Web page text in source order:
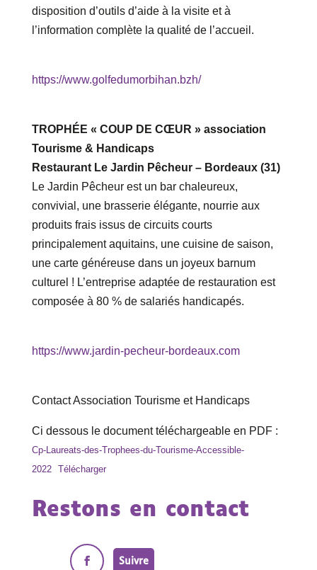
disposition d’outils d’aide à la visite et à
l’information complète la qualité de l’accueil.
https://www.golfedumorbihan.bzh/
TROPHÉE « COUP DE CŒUR » association
Tourisme & Handicaps
Restaurant Le Jardin Pêcheur – Bordeaux (31)
Le Jardin Pêcheur est un bar chaleureux,
convivial, une brasserie élégante, nourrie aux
produits frais issus de circuits courts
principalement aquitains, une cuisine de saison,
une carte généreuse dans un joyeux barnum
culturel ! L’entreprise adaptée de restauration est
composée à 80 % de salariés handicapés.
https://www.jardin-pecheur-bordeaux.com
Contact Association Tourisme et Handicaps
Ci dessous le document téléchargeable en PDF :
Cp-Laureats-des-Trophees-du-Tourisme-Accessible-
2022
Télécharger
Restons en contact
Suivre